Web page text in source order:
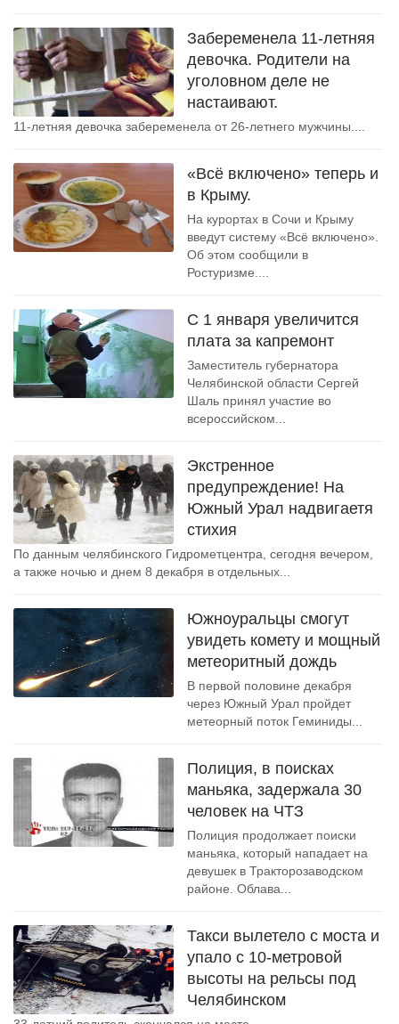
Забеременела 11-летняя
девочка. Родители на
уголовном деле не
настаивают.
11-летняя девочка забеременела от 26-летнего мужчины....
«Всё включено» теперь и
в Крыму.
На курортах в Сочи и Крыму
введут систему «Всё включено».
Об этом сообщили в
Ростуризме....
С 1 января увеличится
плата за капремонт
Заместитель губернатора
Челябинской области Сергей
Шаль принял участие во
всероссийском...
Экстренное
предупреждение! На
Южный Урал надвигаетя
стихия
По данным челябинского Гидрометцентра, сегодня вечером,
а также ночью и днем 8 декабря в отдельных...
Южноуральцы смогут
увидеть комету и мощный
метеоритный дождь
В первой половине декабря
через Южный Урал пройдет
метеорный поток Геминиды...
Полиция, в поисках
маньяка, задержала 30
человек на ЧТЗ
Полиция продолжает поиски
маньяка, который нападает на
девушек в Тракторозаводском
районе. Облава...
Такси вылетело с моста и
упало с 10-метровой
высоты на рельсы под
Челябинском